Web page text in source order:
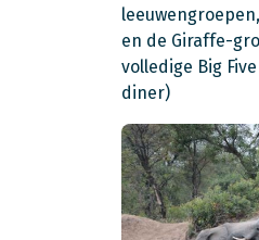
en de Giraffe-
volledige Big
diner)